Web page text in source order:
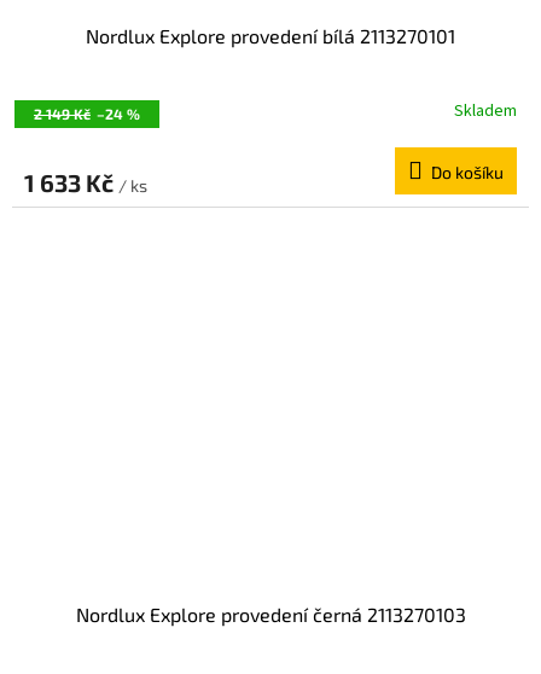
2 149 Kč –24 %
Nordlux Explore provedení bílá 2113270101
Skladem
1 633 Kč / ks
Do košíku
Nordlux Explore provedení černá 2113270103